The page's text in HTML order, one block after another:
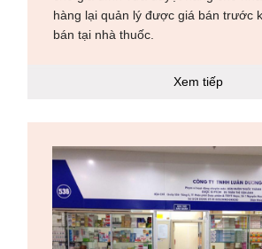
hàng lại quản lý được giá bán trước
bán tại nhà thuốc.
Xem tiếp